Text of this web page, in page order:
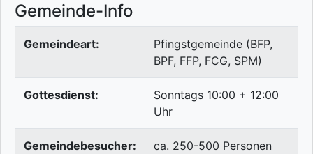
Gemeinde-Info
Gemeindeart:
Pfingstgemeinde (BFP,
BPF, FFP, FCG, SPM)
Gottesdienst:
Sonntags 10:00 + 12:00
Uhr
Gemeindebesucher: ca. 250-500 Personen